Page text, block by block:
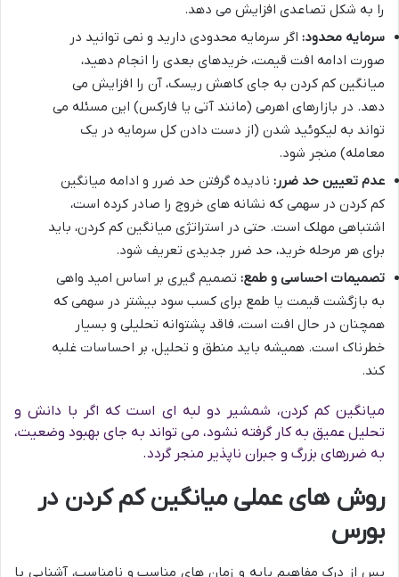
را به شکل تصاعدی افزایش می دهد.
سرمایه محدود: اگر سرمایه محدودی دارید و نمی توانید در
صورت ادامه افت قیمت، خریدهای بعدی را انجام دهید،
میانگین کم کردن به جای کاهش ریسک، آن را افزایش می
دهد. در بازارهای اهرمی (مانند آتی یا فارکس) این مسئله می
تواند به لیکوئید شدن (از دست دادن کل سرمایه در یک
معامله) منجر شود.
عدم تعیین حد ضرر: نادیده گرفتن حد ضرر و ادامه میانگین
کم کردن در سهمی که نشانه های خروج را صادر کرده است،
اشتباهی مهلک است. حتی در استراتژی میانگین کم کردن، باید
برای هر مرحله خرید، حد ضرر جدیدی تعریف شود.
تصمیمات احساسی و طمع: تصمیم گیری بر اساس امید واهی
به بازگشت قیمت یا طمع برای کسب سود بیشتر در سهمی که
همچنان در حال افت است، فاقد پشتوانه تحلیلی و بسیار
خطرناک است. همیشه باید منطق و تحلیل، بر احساسات غلبه
کند.
میانگین کم کردن، شمشیر دو لبه ای است که اگر با دانش و
تحلیل عمیق به کار گرفته نشود، می تواند به جای بهبود وضعیت،
به ضررهای بزرگ و جبران ناپذیر منجر گردد.
روش های عملی میانگین کم کردن در
بورس
پس از درک مفاهیم پایه و زمان های مناسب و نامناسب، آشنایی با